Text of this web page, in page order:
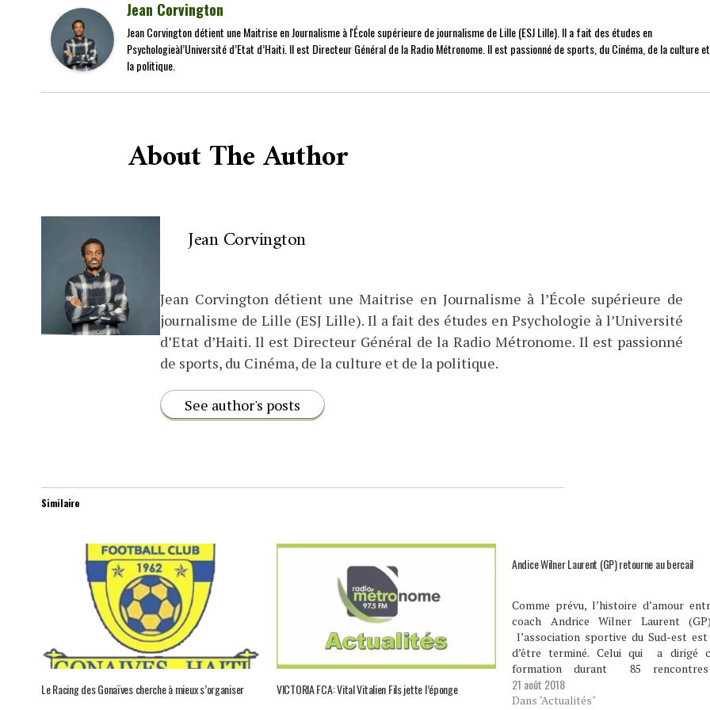
Jean Corvington
Jean Corvington détient une Maitrise en Journalisme à l'École supérieure de journalisme de Lille (ESJ Lille). Il a fait des études en
Psychologieàl’Université d’Etat d’Haiti. Il est Directeur Général de la Radio Métronome. Il est passionné de sports, du Cinéma, de la culture
la politique.
About The Author
Jean Corvington
Jean Corvington détient une Maitrise en Journalisme à l’École supérieure de
journalisme de Lille (ESJ Lille). Il a fait des études en Psychologie à l’Université
d’Etat d’Haiti. Il est Directeur Général de la Radio Métronome. Il est passionné
de sports, du Cinéma, de la culture et de la politique.
See author's posts
Similaire
Le Racing des Gonaïves cherche à mieux s’organiser VICTORIA FCA: Vital Vitalien Fils jette l’éponge
Andice Wilner Laurent (GP) retourne au bercail
Comme prévu, l’histoire d’amour
coach Andrice Wilner Laurent
l’association sportive du Sud-est
d’être terminé. Celui qui a dirigé
formation durant 85
reprendre la commande une
après sa démission le 20 avril dernier.
21 août 2018
Dans "Actualités"